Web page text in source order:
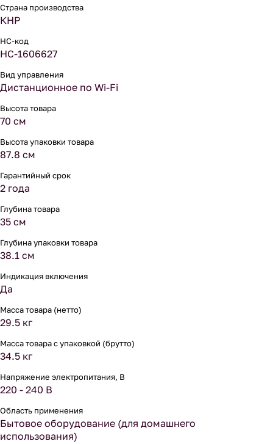
Страна производства
КНР
НС-код
НС-1606627
Вид управления
Дистанционное по Wi-Fi
Высота товара
70 см
Высота упаковки товара
87.8 см
Гарантийный срок
2 года
Глубина товара
35 см
Глубина упаковки товара
38.1 см
Индикация включения
Да
Масса товара (нетто)
29.5 кг
Масса товара с упаковкой (брутто)
34.5 кг
Напряжение электропитания, В
220 - 240 В
Область применения
Бытовое оборудование (для домашнего
использования)